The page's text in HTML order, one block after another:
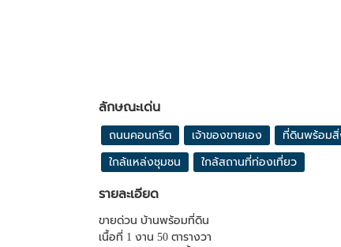
ลักษณะเด่น
ถนนคอนกรีต เจ้าของขายเอง ที่ดินพร้อมสิ่
ใกล้แหล่งชุมชน ใกล้สถานที่ท่องเที่ยว
รายละเอียด
ขายด่วน บ้านพร้อมที่ดิน
เนื้อที่ 1 งาน 50 ตารางวา